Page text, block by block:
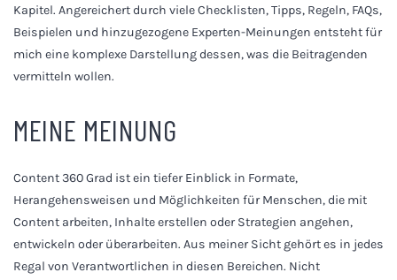
Kapitel. Angereichert durch viele Checklisten, Tipps, Regeln, FAQs,
Beispielen und hinzugezogene Experten-Meinungen entsteht für
mich eine komplexe Darstellung dessen, was die Beitragenden
vermitteln wollen.
MEINE MEINUNG
Content 360 Grad ist ein tiefer Einblick in Formate,
Herangehensweisen und Möglichkeiten für Menschen, die mit
Content arbeiten, Inhalte erstellen oder Strategien angehen,
entwickeln oder überarbeiten. Aus meiner Sicht gehört es in jedes
Regal von Verantwortlichen in diesen Bereichen. Nicht